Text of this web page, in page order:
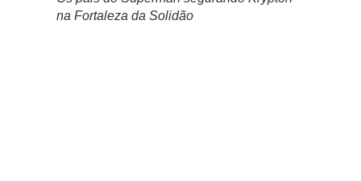
na Fortaleza da Solidão